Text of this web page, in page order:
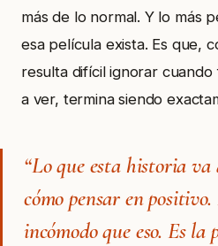
más de lo normal. Y lo más
esa película exista. Es que,
resulta difícil ignorar
a ver, termina siendo
“Lo que esta historia
cómo pensar en
incómodo que eso. Es